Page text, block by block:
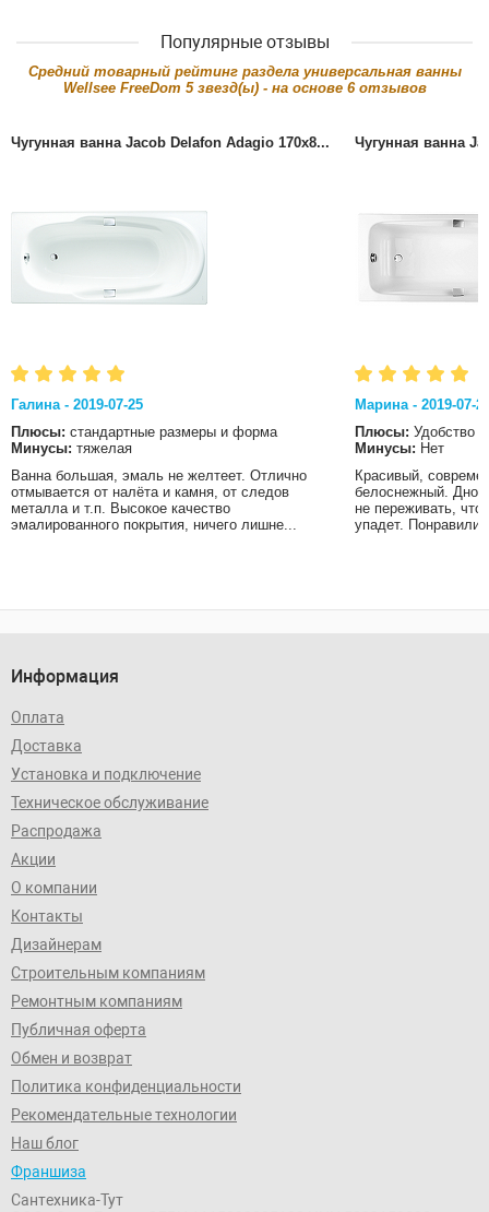
Популярные отзывы
Cредний товарный рейтинг раздела универсальная ванны
Wellsee FreeDom 5звезд(ы) - на основе 6отзывов
Чугунная ванна Jacob Delafon Adagio 170x8...
Галина - 2019-07-25
Плюсы: стандартные размеры и форма
Минусы: тяжелая
Ванна большая, эмаль не желтеет. Отлично
отмывается от налёта и камня, от следов
металла и т.п. Высокое качество
эмалированного покрытия, ничего лишне...
Чугунная ванна
Марина - 2019-07-
Плюсы: Удобство
Минусы: Нет
Красивый,
белоснежный. Дно
не переживать, что
упадет.
Информация
Оплата
Доставка
Установка и подключение
Техническое обслуживание
Распродажа
Акции
О компании
Контакты
Дизайнерам
Строительным компаниям
Ремонтным компаниям
Публичная оферта
Обмен и возврат
Политика конфиденциальности
Рекомендательные технологии
Наш блог
Франшиза
Сантехника-Тут